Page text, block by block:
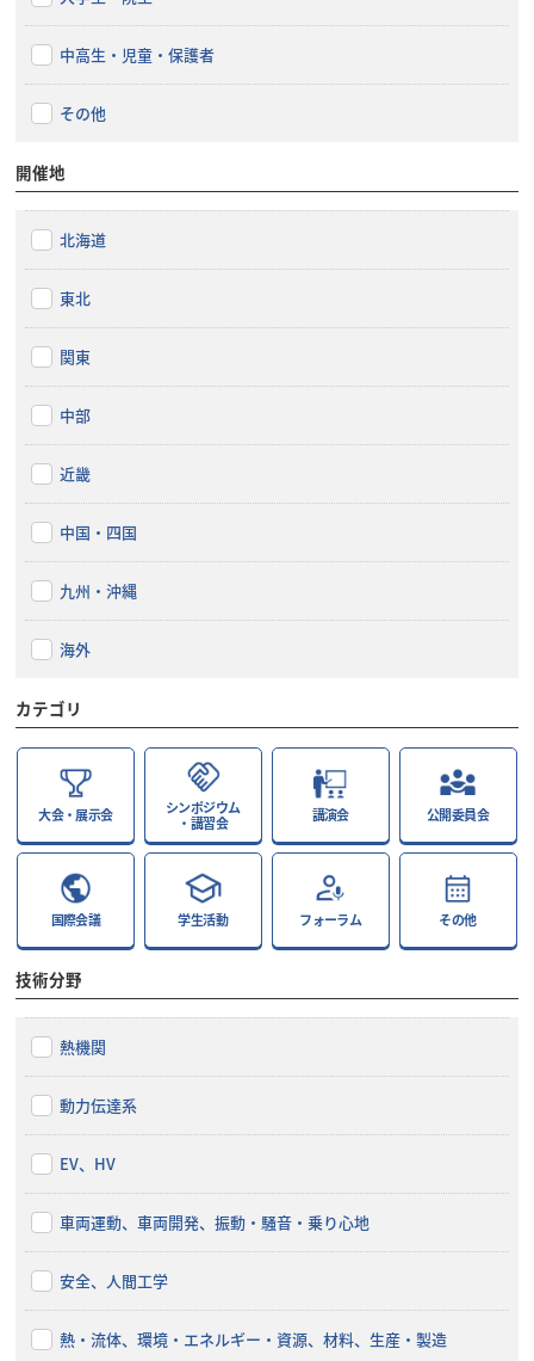
中高生・児童・保護者
その他
開催地
北海道
東北
関東
中部
近畿
中国・四国
九州・沖縄
海外
カテゴリ
大会・展示会
シンポジウム
・講習会
講演会 公開委員会
国際会議 学生活動 フォーラム その他
技術分野
熱機関
動力伝達系
EV、HV
車両運動、車両開発、振動・騒音・乗り心地
安全、人間工学
熱・流体、環境・エネルギー・資源、材料、生産・製造